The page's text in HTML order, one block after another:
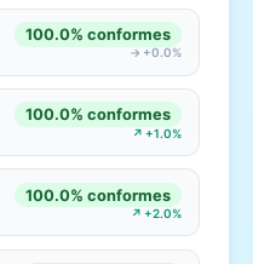
100.0% conformes
→ +0.0%
100.0% conformes
↗ +1.0%
100.0% conformes
↗ +2.0%